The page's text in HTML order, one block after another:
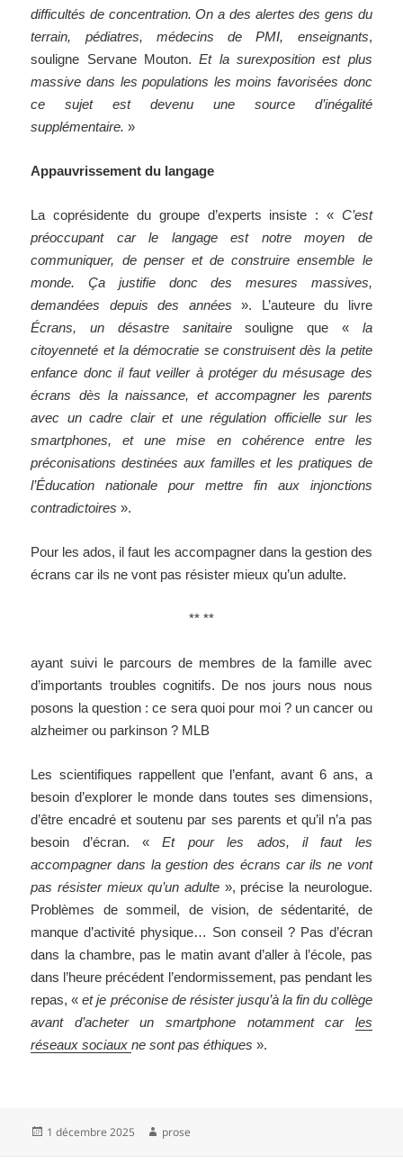
difficultés de concentration. On a des alertes des gens du
terrain, pédiatres, médecins de PMI, enseignants,
souligne Servane Mouton.Et la surexposition est plus
massive dans les populations les moins favorisées donc
ce sujet est devenu une source d’inégalité
supplémentaire. »
Appauvrissement du langage
La coprésidente du groupe d’experts insiste : « C’est
préoccupant car le langage est notre moyen de
communiquer, de penser et de construire ensemble le
monde. Ça justifie donc des mesures massives,
demandées depuis des années ». L’auteure du livre
Écrans, un désastre sanitairesouligne que «la
citoyenneté et la démocratie se construisent dès la petite
enfance donc il faut veiller à protéger du mésusage des
écrans dès la naissance, et accompagner les parents
avec un cadre clair et une régulation officielle sur les
smartphones, et une mise en cohérence entre les
préconisations destinées aux familles et les pratiques de
l’Éducation nationale pour mettre fin aux injonctions
contradictoires ».
Pour les ados, il faut les accompagner dans la gestion des
écrans car ils ne vont pas résister mieux qu’un adulte.
** **
ayant suivi le parcours de membres de la famille avec
d’importants troubles cognitifs. De nos jours nous nous
posons la question : ce sera quoi pour moi ? un cancer ou
alzheimer ou parkinson ? MLB
Les scientifiques rappellent que l’enfant, avant 6 ans, a
besoin d’explorer le monde dans toutes ses dimensions,
d’être encadré et soutenu par ses parents et qu’il n’a pas
besoin d’écran. « Et pour les ados, il faut les
accompagner dans la gestion des écrans car ils ne vont
pas résister mieux qu’un adulte », précise la neurologue.
Problèmes de sommeil, de vision, de sédentarité, de
manque d’activité physique… Son conseil ? Pas d’écran
dans la chambre, pas le matin avant d’aller à l’école, pas
dans l’heure précédent l’endormissement, pas pendant les
repas, «et je préconise de résister jusqu’à la fin du collège
avant d’acheter un smartphone notamment car les
réseaux sociauxne sont pas éthiques ».
Publié
1 décembre 2025 Auteur
prose